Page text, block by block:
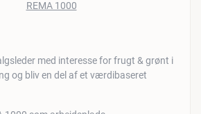
med interesse for frugt & grønt i
og bliv en del af et værdibaseret